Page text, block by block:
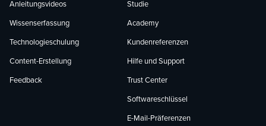
Anleitungsvideos
Wissenserfassung
Technologieschulung
Content-Erstellung
Feedback
Studie
Academy
Kundenreferenzen
Hilfe und Support
Trust Center
Softwareschlüssel
E-Mail-Präferenzen